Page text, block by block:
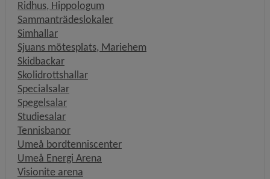
Ridhus, Hippologum
Sammanträdeslokaler
Simhallar
Sjuans mötesplats, Mariehem
Skidbackar
Skolidrottshallar
Specialsalar
Spegelsalar
Studiesalar
Tennisbanor
Umeå bordtenniscenter
Umeå Energi Arena
Visionite arena